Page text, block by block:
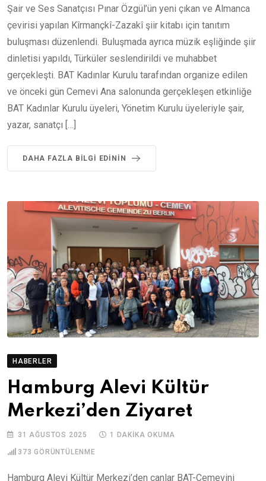
Şair ve Ses Sanatçısı Pınar Özgül’ün yeni çıkan ve Almanca
çevirisi yapılan Kîrmançkî-Zazakî şiir kitabı için tanıtım
buluşması düzenlendi. Buluşmada ayrıca müzik eşliğinde şiir
dinletisi yapıldı, Türküler seslendirildi ve muhabbet
gerçekleşti. BAT Kadınlar Kurulu tarafından organize edilen
ve önceki gün Cemevi Ana salonunda gerçekleşen etkinliğe
BAT Kadınlar Kurulu üyeleri, Yönetim Kurulu üyeleriyle şair,
yazar, sanatçı […]
DAHA FAZLA BILGI EDININ
HABERLER
Hamburg Alevi Kültür
Merkezi’den Ziyaret
31 AĞUSTOS 2025 1 DAKIKA OKUMA
373 GÖRÜNTÜLENME
Hamburg Alevi Kültür Merkezi’den canlar BAT-Cemevini